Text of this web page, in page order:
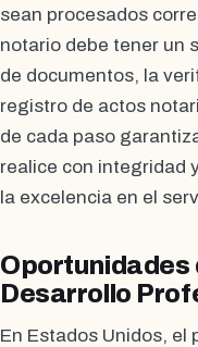
sean procesados
notario debe tener un
de documentos, la
registro de actos
de cada paso
realice con integridad
la excelencia en el
Oportunidades
Desarrollo
En Estados Unidos, el